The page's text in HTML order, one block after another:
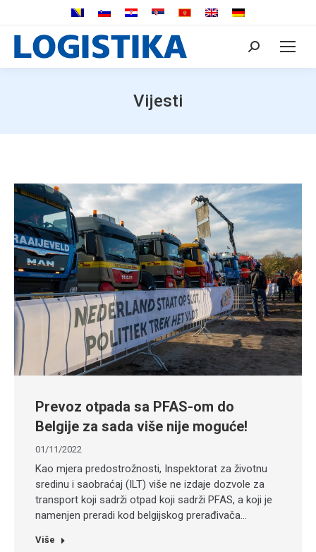
Search:
Vijesti
Prevoz otpada sa PFAS-om do
Belgije za sada više nije moguće!
01/11/2022
Kao mjera predostrožnosti, Inspektorat za životnu
sredinu i saobraćaj (ILT) više ne izdaje dozvole za
transport koji sadrži otpad koji sadrži PFAS, a koji je
namenjen preradi kod belgijskog prerađivača…
Više